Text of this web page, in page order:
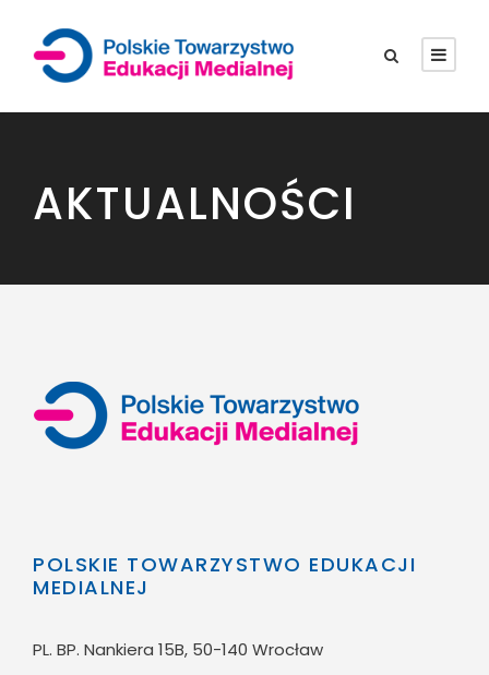
AKTUALNOŚCI
POLSKIE TOWARZYSTWO EDUKACJI
MEDIALNEJ
PL. BP. Nankiera 15B, 50-140 Wrocław